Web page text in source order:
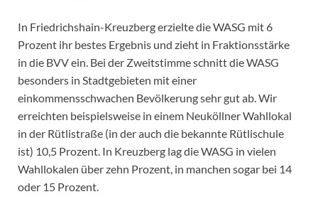
In Friedrichshain-Kreuzberg erzielte die WASG mit 6
Prozent ihr bestes Ergebnis und zieht in Fraktionsstärke
in die BVV ein. Bei der Zweitstimme schnitt die WASG
besonders in Stadtgebieten mit einer
einkommensschwachen Bevölkerung sehr gut ab. Wir
erreichten beispielsweise in einem Neuköllner Wahllokal
in der Rütlistraße (in der auch die bekannte Rütlischule
ist) 10,5 Prozent. In Kreuzberg lag die WASG in vielen
Wahllokalen über zehn Prozent, in manchen sogar bei 14
oder 15 Prozent.